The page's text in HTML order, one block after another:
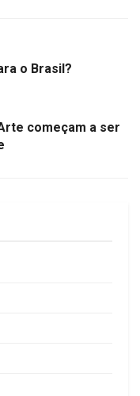
o Brasil?
começam a ser